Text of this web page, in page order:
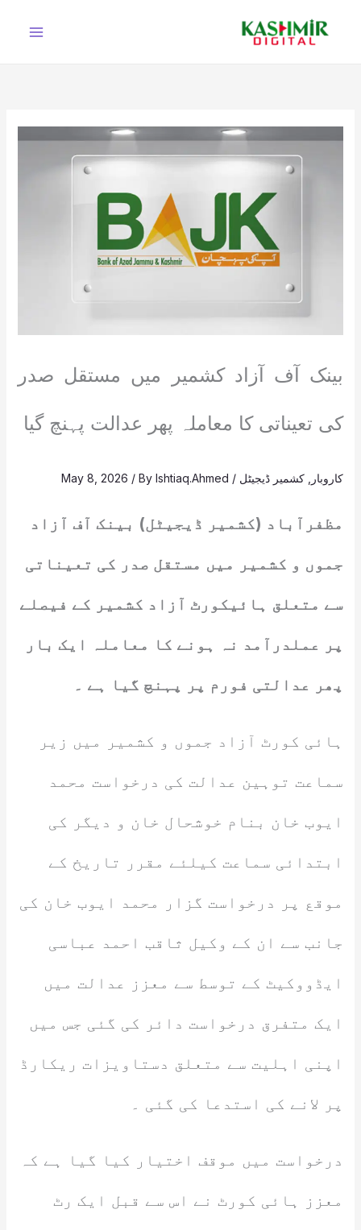
بینک آف آزاد کشمیر میں مستقل صدر
کی تعیناتی کا معاملہ پھر عدالت پہنچ گیا
کاروبار کشمیر ڈیجیٹل /
May 8, 2026 / ByIshtiaq.Ahmed
مظفرآباد (کشمیر ڈیجیٹل) بینک آف آزاد
جموں و کشمیر میں مستقل صدر کی تعیناتی
سے متعلق ہائیکورٹ آزاد کشمیر کے فیصلے
پر عملدرآمد نہ ہونے کا معاملہ ایک بار
پھر عدالتی فورم پر پہنچ گیا ہے ۔
ہائی کورٹ آزاد جموں و کشمیر میں زیر
سماعت توہین عدالت کی درخواست محمد
ایوب خان بنام خوشحال خان و دیگر کی
ابتدائی سماعت کیلئے مقرر تاریخ کے
موقع پر درخواست گزار محمد ایوب خان کی
جانب سے ان کے وکیل ثاقب احمد عباسی
ایڈووکیٹ کے توسط سے معزز عدالت میں
ایک متفرق درخواست دائر کی گئی جس میں
اپنی اہلیت سے متعلق دستاویزات ریکارڈ
پر لانے کی استدعا کی گئی ۔
درخواست میں موقف اختیار کیا گیا ہے کہ
معزز ہائی کورٹ نے اس سے قبل ایک رٹ